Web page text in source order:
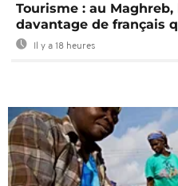
Tourisme : au
davantage de français
Il y a 18 heures